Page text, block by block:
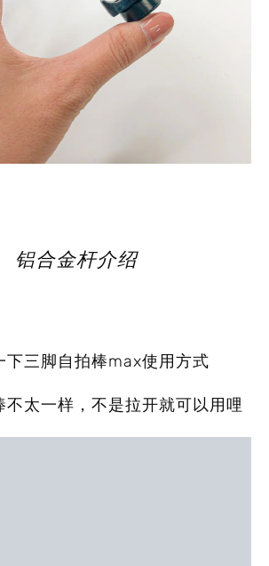
铝合金杆介绍
下三脚自拍棒max使用方式
不太一样，不是拉开就可以用哩